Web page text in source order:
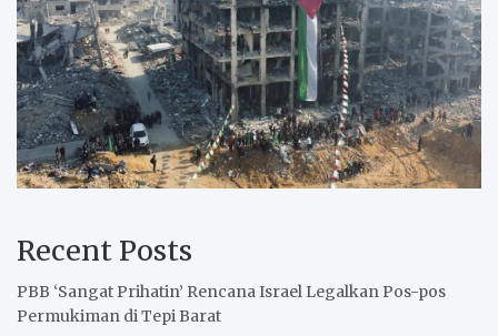
Recent Posts
PBB ‘Sangat Prihatin’ Rencana Israel Legalkan Pos-pos
Permukiman di Tepi Barat